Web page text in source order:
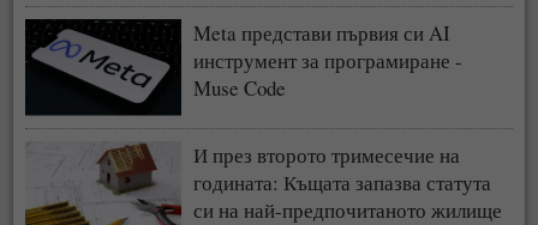
Meta представи първия си AI
инструмент за програмиране -
Muse Code
И през второто тримесечие на
годината: Къщата запазва статута
си на най-предпочитаното жилище